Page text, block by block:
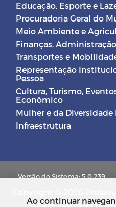
Educação, Esporte e
Procuradoria Geral do
Meio Ambiente e
Finanças,
Transportes e
Representação
Pessoa
Cultura, Turismo,
Econômico
Mulher e da
Infraestrutura
Versão do Sistema: 5.0.239
Isabel. Todos os
Ao continuar